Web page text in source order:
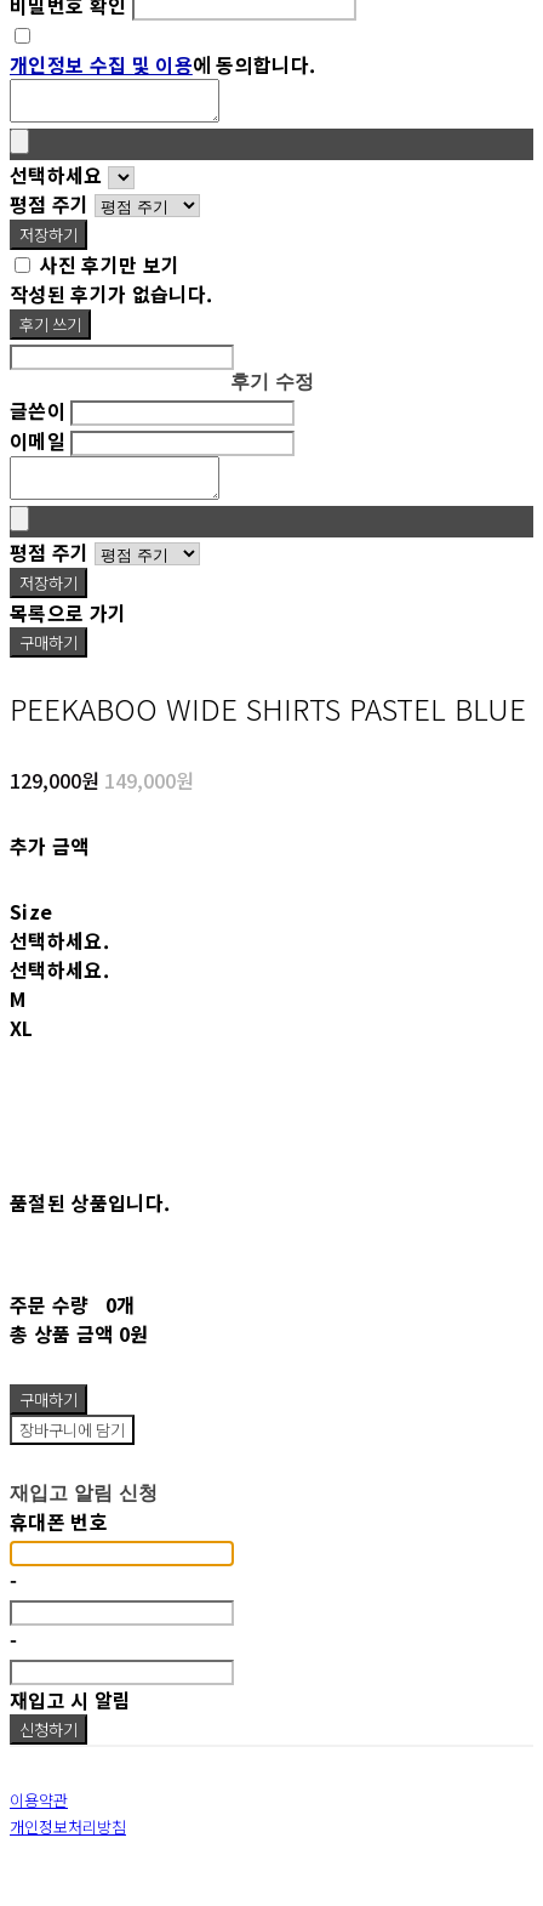
개인정보 수집 및 이용에 동의합니다.
선택하세요
평점 주기
저장하기
사진 후기만 보기
작성된 후기가 없습니다.
후기 쓰기
후기 수정
글쓴이
이메일
평점 주기
저장하기
목록으로 가기
구매하기
PEEKABOO WIDE SHIRTS PASTEL BLUE
129,000원 149,000원
추가 금액
Size
선택하세요.
선택하세요.
M
XL
품절된 상품입니다.
주문 수량
0개
총 상품 금액 0원
구매하기
장바구니에 담기
재입고 알림 신청
휴대폰 번호
-
-
재입고 시 알림
신청하기
이용약관
개인정보처리방침